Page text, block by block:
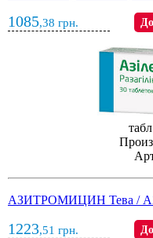
1085,38 грн.
АЗИТРОМИЦИН Тева /
1223,51 грн.